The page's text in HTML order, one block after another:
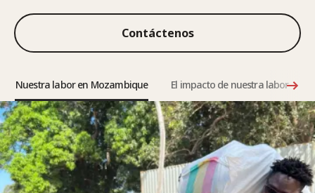
Contáctenos
Nuestra labor en Mozambique El impacto de nuestra labor